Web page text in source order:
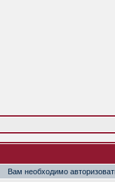
Вам необходимо